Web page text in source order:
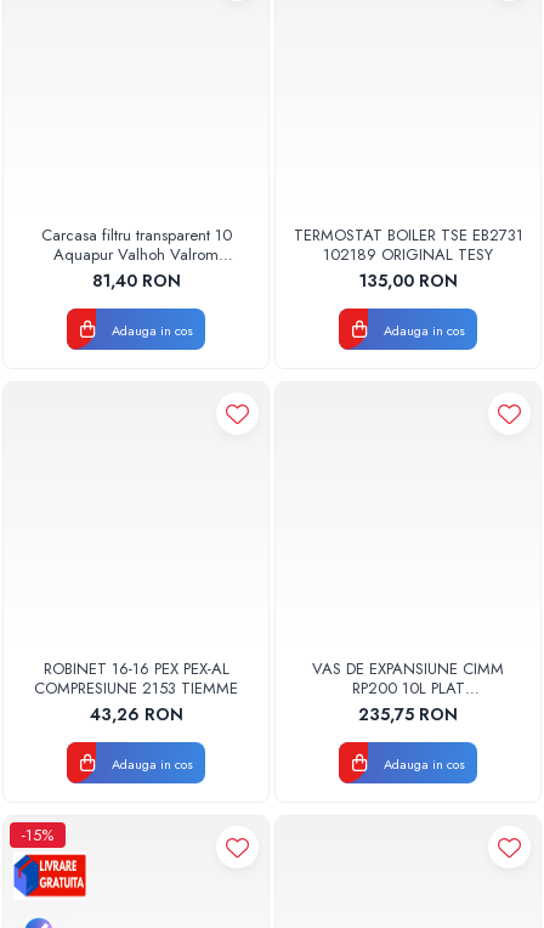
Carcasa filtru transparent 10
Aquapur Valhoh Valrom
AQUA00110001032
81,40 RON
Adauga in cos
TERMOSTAT BOILER TSE EB2731
102189 ORIGINAL TESY
135,00 RON
Adauga in cos
ROBINET 16-16 PEX PEX-AL
COMPRESIUNE 2153 TIEMME
43,26 RON
Adauga in cos
VAS DE EXPANSIUNE CIMM
RP200 10L PLAT
DREPTUNGHIULAR CM9110
235,75 RON
Adauga in cos
-15%